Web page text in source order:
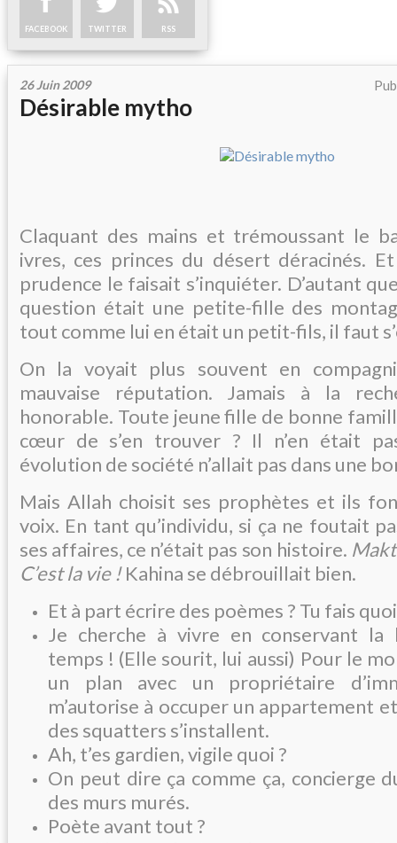
FACEBOOK TWITTER RSS
26 Juin 2009
Désirable mytho
Claquant des mains et trémoussant le
ivres, ces princes du désert déracinés.
prudence le faisait s’inquiéter. D’autant
question était une petite-fille des
tout comme lui en était un petit-fils, il faut
On la voyait plus souvent en
mauvaise réputation. Jamais à la
honorable. Toute jeune fille de bonne
cœur de s’en trouver ? Il n’en était
évolution de société n’allait pas dans une
Mais Allah choisit ses prophètes et ils
voix. En tant qu’individu, si ça ne foutait
ses affaires, ce n’était pas son histoire.
C’est la vie !Kahina se débrouillait bien.
Et à part écrire des poèmes ? Tu fais
Je cherche à vivre en conservant
temps ! (Elle sourit, lui aussi) Pour le
un plan avec un propriétaire
m’autorise à occuper un appartement
des squatters s’installent.
Ah, t’es gardien, vigile quoi ?
On peut dire ça comme ça, concierge
des murs murés.
Poète avant tout ?